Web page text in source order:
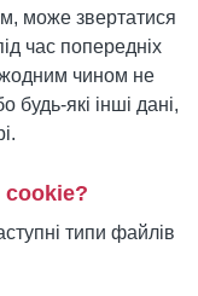
може звертатися
час попередніх
жодним чином не
які інші дані,
типи файлів